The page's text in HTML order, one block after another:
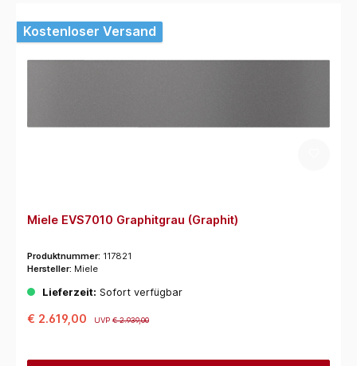
Kostenloser Versand
Miele EVS7010 Graphitgrau (Graphit)
Produktnummer: 117821
Hersteller: Miele
Lieferzeit: Sofort verfügbar
€ 2.619,00 UVP€ 2.939,00